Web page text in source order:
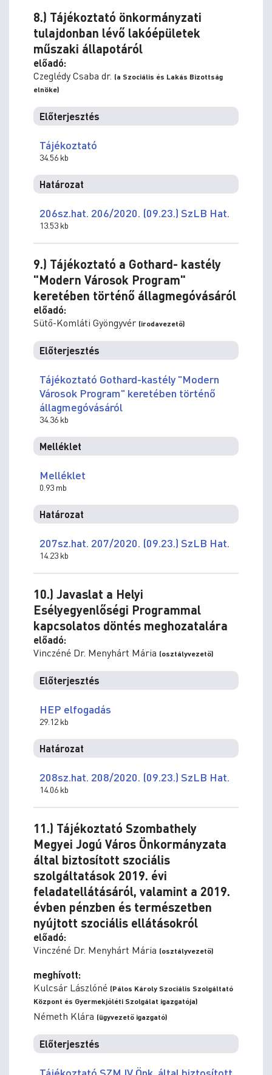
8.) Tájékoztató önkormányzati
tulajdonban lévő lakóépületek
műszaki állapotáról
előadó:
Czeglédy Csaba dr. (a Szociális és Lakás Bizottság
elnöke)
Előterjesztés
Tájékoztató
34.56 kb
Határozat
206sz.hat. 206/2020. (09.23.) SzLB Hat.
13.53 kb
9.) Tájékoztató a Gothard- kastély
"Modern Városok Program"
keretében történő állagmegóvásáról
előadó:
Sütő-Komláti Gyöngyvér (irodavezető)
Előterjesztés
Tájékoztató Gothard-kastély "Modern
Városok Program" keretében történő
állagmegóvásáról
34.36 kb
Melléklet
Melléklet
0.93 mb
Határozat
207sz.hat. 207/2020. (09.23.) SzLB Hat.
14.23 kb
10.) Javaslat a Helyi
Esélyegyenlőségi Programmal
kapcsolatos döntés meghozatalára
előadó:
Vinczéné Dr. Menyhárt Mária (osztályvezető)
Előterjesztés
HEP elfogadás
29.12 kb
Határozat
208sz.hat. 208/2020. (09.23.) SzLB Hat.
14.06 kb
11.) Tájékoztató Szombathely
Megyei Jogú Város Önkormányzata
által biztosított szociális
szolgáltatások 2019. évi
feladatellátásáról, valamint a 2019.
évben pénzben és természetben
nyújtott szociális ellátásokról
előadó:
Vinczéné Dr. Menyhárt Mária (osztályvezető)
meghívott:
Kulcsár Lászlóné (Pálos Károly Szociális Szolgáltató
Központ és Gyermekjóléti Szolgálat igazgatója)
Németh Klára (ügyvezető igazgató)
Előterjesztés